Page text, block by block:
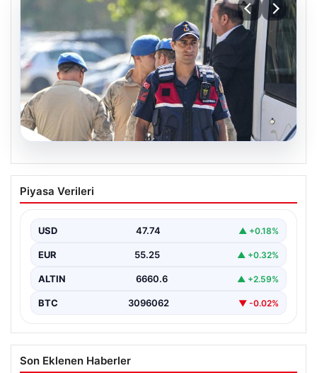
07.08.2026
Menderes Belediye Başkanı İlkay Çiçek
ve Çok Sayıda Kişi Tutuklandı
soruşturma kapsamında, Belediye Başkanı İlkay Çiçek
ve…
Piyasa Verileri
USD 47.74 ▲ +0.18%
EUR 55.25 ▲ +0.32%
ALTIN 6660.6 ▲ +2.59%
BTC 3096062 ▼ -0.02%
Son Eklenen Haberler